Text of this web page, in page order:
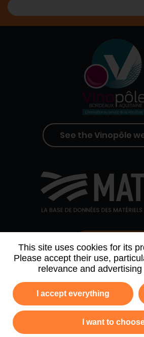
This site uses cookies for its
Please accept their use,
relevance and
I accept everything
I want to
See the Vinopôle
Contact us
WHO WE ARE AGENDA
NEWSLETTER
Privacy policy